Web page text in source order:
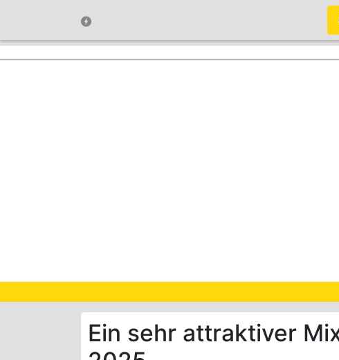
Ein sehr attraktiver